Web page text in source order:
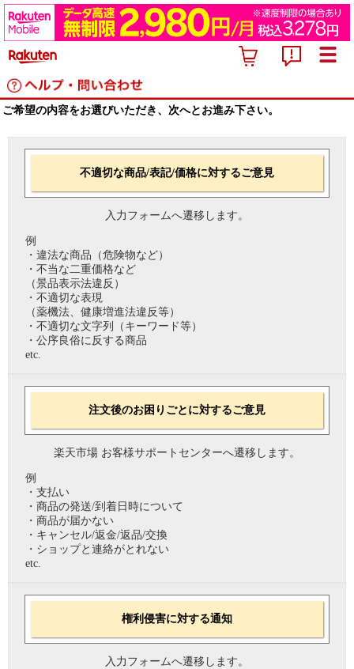
ご希望の内容をお選びいただき、次へとお進み下さい。
不適切な商品/表記/価格に対するご意見
入力フォームへ遷移します。
例
・違法な商品（危険物など）
・不当な二重価格など
（景品表示法違反）
・不適切な表現
（薬機法、健康増進法違反等）
・不適切な文字列（キーワード等）
・公序良俗に反する商品
etc.
注文後のお困りごとに対するご意見
楽天市場 お客様サポートセンターへ遷移します。
例
・支払い
・商品の発送/到着日時について
・商品が届かない
・キャンセル/返金/返品/交換
・ショップと連絡がとれない
etc.
権利侵害に対する通知
入力フォームへ遷移します。